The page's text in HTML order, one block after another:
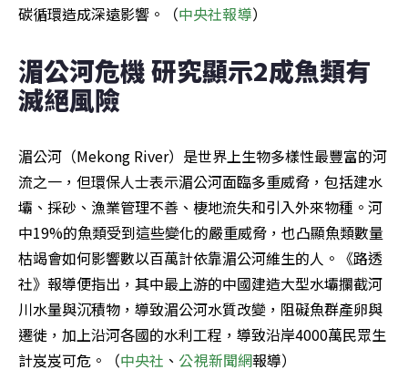
碳循環造成深遠影響。（中央社報導）
湄公河危機 研究顯示2成魚類有
滅絕風險
湄公河（Mekong River）是世界上生物多樣性最豐富的河
流之一，但環保人士表示湄公河面臨多重威脅，包括建水
壩、採砂、漁業管理不善、棲地流失和引入外來物種。河
中19%的魚類受到這些變化的嚴重威脅，也凸顯魚類數量
枯竭會如何影響數以百萬計依靠湄公河維生的人。《路透
社》報導便指出，其中最上游的中國建造大型水壩攔截河
川水量與沉積物，導致湄公河水質改變，阻礙魚群產卵與
遷徙，加上沿河各國的水利工程，導致沿岸4000萬民眾生
計岌岌可危。（中央社 、 公視新聞網報導）